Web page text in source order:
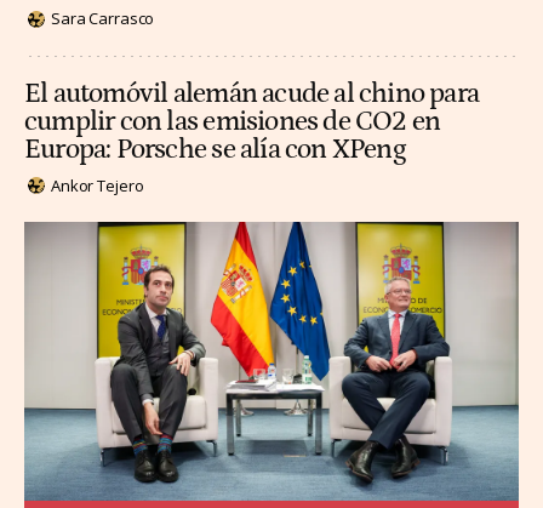
Sara Carrasco
El automóvil alemán acude al chino para
cumplir con las emisiones de CO2 en
Europa: Porsche se alía con XPeng
Ankor Tejero